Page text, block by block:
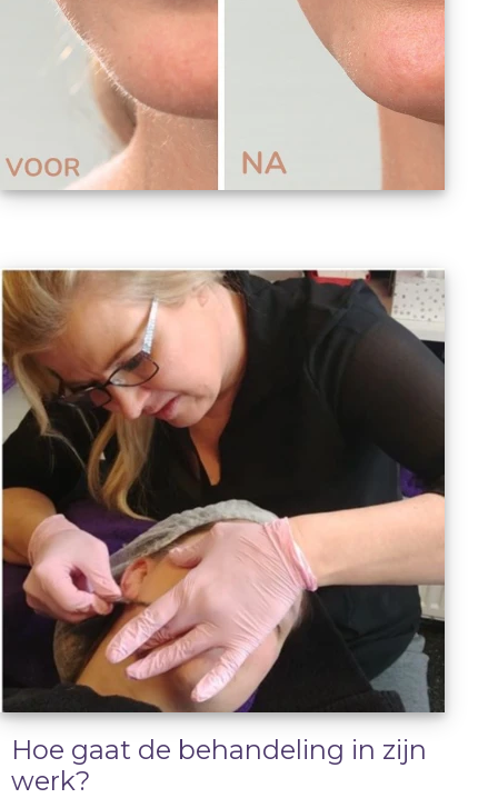
Hoe gaat de behandeling in zijn
werk?